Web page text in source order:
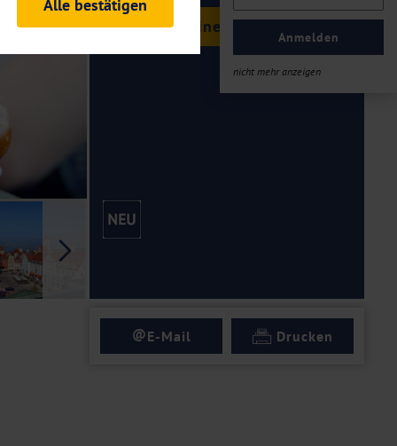
Anmelden
nicht mehr anzeigen
Termine & Preise
@E-Mail Drucken
und Analysen. Mithilfe
Auftritts ermitteln und
es zu einer Drittlands
Daten finden Sie in unseren
Alle bestätigen